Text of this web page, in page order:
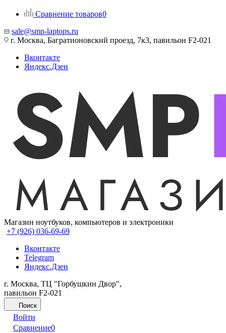
Сравнение товаров0
sale@smp-laptops.ru
г. Москва, Багратионовский проезд, 7к3, павильон F2-021
Вконтакте
Яндекс.Дзен
Магазин ноутбуков, компьютеров и электроники
+7 (926) 036-69-69
Вконтакте
Telegram
Яндекс.Дзен
г. Москва, ТЦ "Горбушкин Двор",
павильон F2-021
Поиск
Войти
Сравнение0